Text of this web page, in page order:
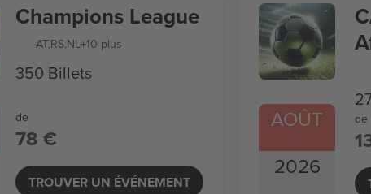
Champions League
AT,RS,NL+10 plus
350 Billets
de
78 €
TROUVER UN ÉVÉNEMENT
AOÛT
2026
de